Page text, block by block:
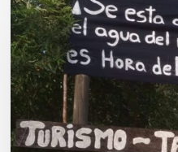
Leufu
Ligkusra:
«el
Leufu
es
un